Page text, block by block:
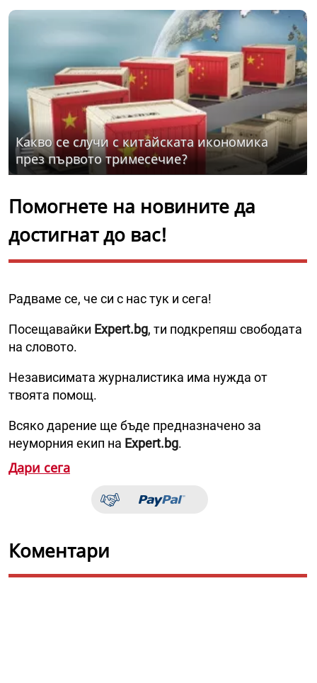
Какво се случи с китайската икономика
през първото тримесечие?
Помогнете на новините да
достигнат до вас!
Радваме се, че си с нас тук и сега!
Посещавайки Expert.bg, ти подкрепяш свободата
на словото.
Независимата журналистика има нужда от
твоята помощ.
Всяко дарение ще бъде предназначено за
неуморния екип на Expert.bg.
Дари сега
Коментари